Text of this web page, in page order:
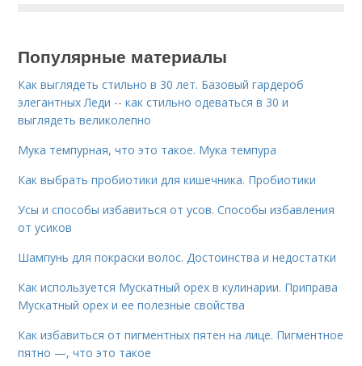
Популярные материалы
Как выглядеть стильно в 30 лет. Базовый гардероб
элегантных Леди -- как стильно одеваться в 30 и
выглядеть великолепно
Мука темпурная, что это такое. Мука темпура
Как выбрать пробиотики для кишечника. Пробиотики
Усы и способы избавиться от усов. Способы избавления
от усиков
Шампунь для покраски волос. Достоинства и недостатки
Как используется Мускатный орех в кулинарии. Приправа
Мускатный орех и ее полезные свойства
Как избавиться от пигментных пятен на лице. Пигментное
пятно —, что это такое